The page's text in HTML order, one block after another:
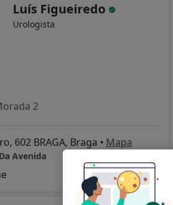
Luís Figueiredo
Urologista
2
602 BRAGA, Braga • Mapa
Avenida
Serviço gratuito